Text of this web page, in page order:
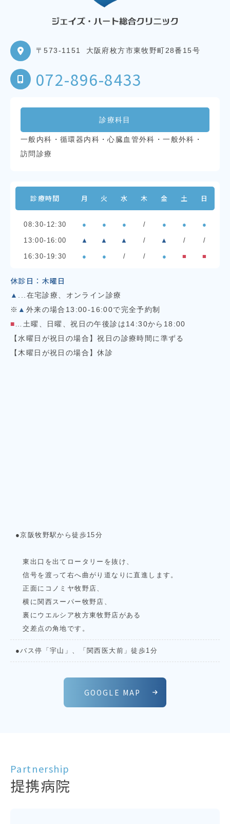
〒573-1151 大阪府枚方市東牧野町28番15号
072-896-8433
診療科目
一般内科・循環器内科・心臓血管外科・一般外科・
訪問診療
診療時間 月 火 水 木 金 土 日
08:30-12:30 ● ● ● / ● ● ●
13:00-16:00 ▲ ▲ ▲ / ▲ / /
16:30-19:30 ● ● / / ● ■ ■
休診日：木曜日
▲
...在宅診療、オンライン診療
※ ▲ 外来の場合13:00-16:00で完全予約制
■ …土曜、日曜、祝日の午後診は14:30から18:00
【水曜日が祝日の場合】祝日の診療時間に準ずる
【木曜日が祝日の場合】休診
●京阪牧野駅から徒歩15分
東出口を出てロータリーを抜け、
信号を渡って右へ曲がり道なりに直進します。
正面にコノミヤ牧野店、
横に関西スーパー牧野店、
裏にウエルシア枚方東牧野店がある
交差点の角地です。
●バス停「宇山」、「関西医大前」徒歩1分
GOOGLE MAP
Partnership
提携病院